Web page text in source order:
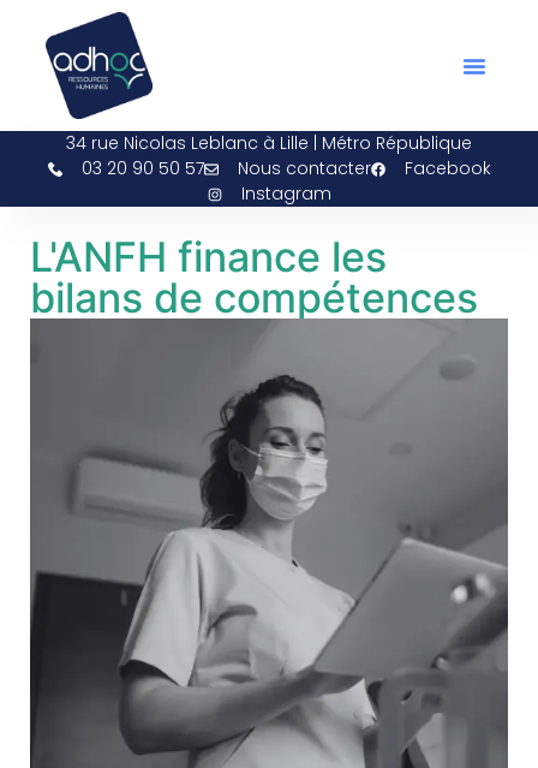
34 rue Nicolas Leblanc à Lille | Métro République
03 20 90 50 57
Nous contacter
Facebook
Instagram
L'ANFH finance les
bilans de compétences